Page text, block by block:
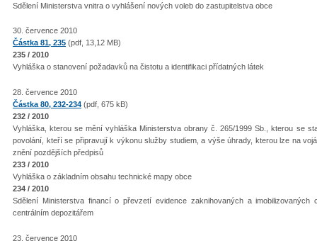
Sdělení Ministerstva vnitra o vyhlášení nových voleb do zastupitelstva obce
30. července 2010
Částka 81, 235 (pdf, 13,12 MB)
235 / 2010
Vyhláška o stanovení požadavků na čistotu a identifikaci přídatných látek
28. července 2010
Částka 80, 232-234 (pdf, 675 kB)
232 / 2010
Vyhláška, kterou se mění vyhláška Ministerstva obrany č. 265/1999 Sb., kterou se
povolání, kteří se připravují k výkonu služby studiem, a výše úhrady, kterou lze na
znění pozdějších předpisů
233 / 2010
Vyhláška o základním obsahu technické mapy obce
234 / 2010
Sdělení Ministerstva financí o převzetí evidence zaknihovaných a
centrálním depozitářem
23. července 2010